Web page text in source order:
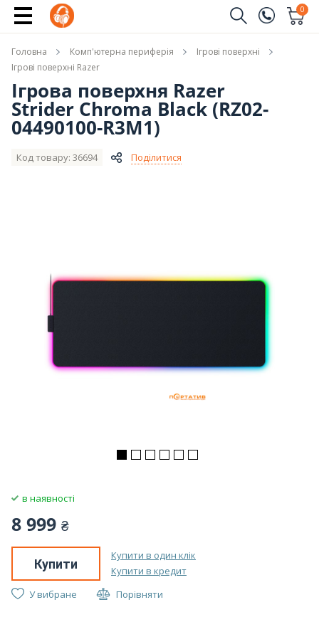
(096)
(044)
0
Ім'я
Телефон
Головна Комп'ютерна периферія
Ігрові поверхні
Ігрові поверхні Razer
Ігрова поверхня Razer
Strider Chroma Black (RZ02-
04490100-R3M1)
Код товару: 36694 Поділитися
в наявності
8 999 ₴
Купити
Купити в один клік
Купити в кредит
У вибране
Порівняти
Купити